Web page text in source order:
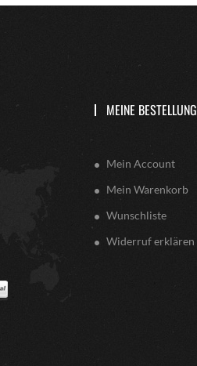
MEINE BESTELLUNG
Mein Account
Mein Warenkorb
Wunschliste
Widerruf erklären